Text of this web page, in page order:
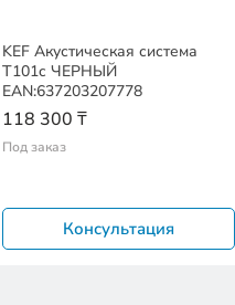
KEF Акустическая система
T101c ЧЕРНЫЙ
EAN:637203207778
118 300 ₸
Под заказ
Консультация